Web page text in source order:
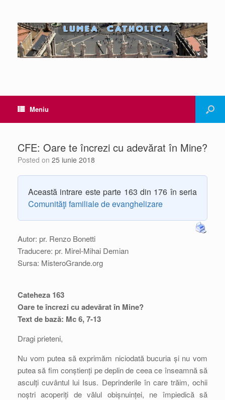
Meniu
CFE: Oare te încrezi cu adevărat în Mine?
Posted on 25 iunie 2018
Această intrare este parte 163 din 176 în seria
Comunităţi familiale de evanghelizare
Autor: pr. Renzo Bonetti
Traducere: pr. Mirel-Mihai Demian
Sursa: MisteroGrande.org
Cateheza 163
Oare te încrezi cu adevărat în Mine?
Text de bază: Mc 6, 7-13
Dragi prieteni,
Nu vom putea să exprimăm niciodată bucuria și nu vom
putea să fim conștienți pe deplin de ceea ce înseamnă să
asculți cuvântul lui Isus. Deprinderile în care trăim, ochii
noștri acoperiți de vălul obișnuinței, ne împiedică să